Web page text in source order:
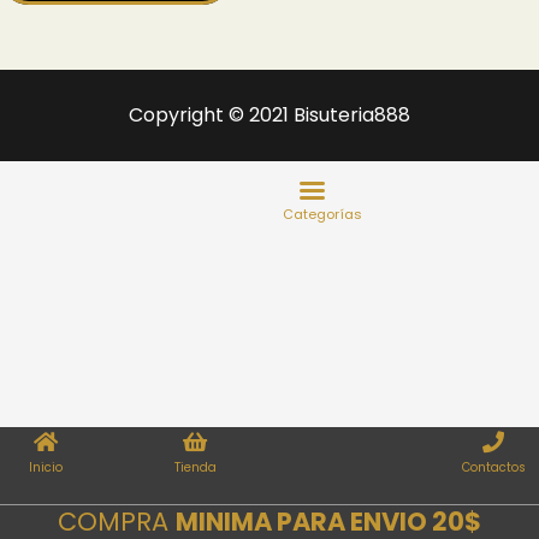
Copyright © 2021 Bisuteria888
Inicio Tienda Contactos
COMPRA MINIMA PARA ENVIO 20$